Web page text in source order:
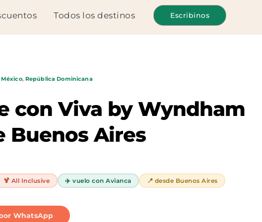
Todos los destinos Escribinos
México, República Dominicana
con Viva by Wyndham
Buenos Aires
🍹 All Inclusive ✈️ vuelo con Avianca 📍 desde Buenos Aires
WhatsApp